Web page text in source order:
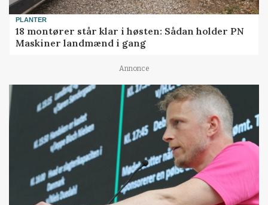
PLANTER
18 montører står klar i høsten: Sådan holder PN
Maskiner landmænd i gang
Annonce